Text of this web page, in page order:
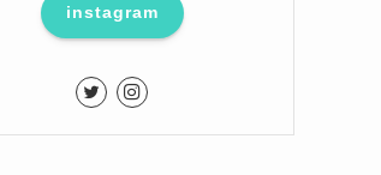
instagram